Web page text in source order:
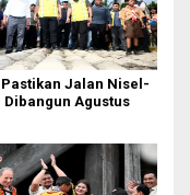
Pastikan Jalan Nisel-
Dibangun Agustus